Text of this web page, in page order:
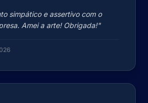
simpático e assertivo com o
Amei a arte! Obrigada!"